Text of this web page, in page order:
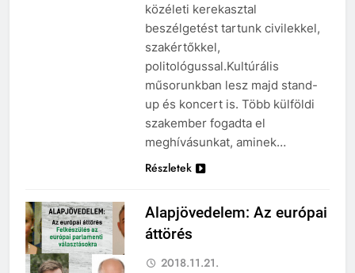
közéleti kerekasztal
beszélgetést tartunk civilekkel,
szakértőkkel,
politológussal.Kultúrális
műsorunkban lesz majd stand-
up és koncert is. Több külföldi
szakember fogadta el
meghívásunkat, aminek…
Részletek
Alapjövedelem: Az európai
áttörés
2018.11.21.